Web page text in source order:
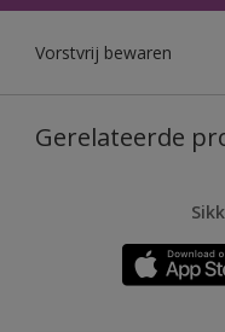
Vorstvrij bewaren
Gerelateerde